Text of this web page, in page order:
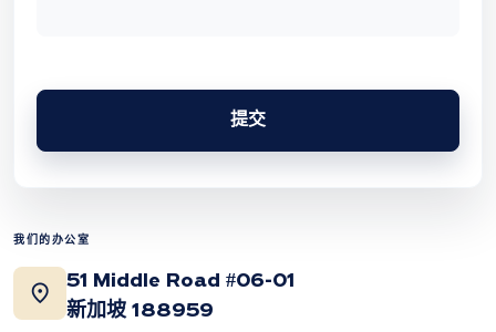
提交
我们的办公室
location_on
51 Middle Road #06-01
新加坡 188959